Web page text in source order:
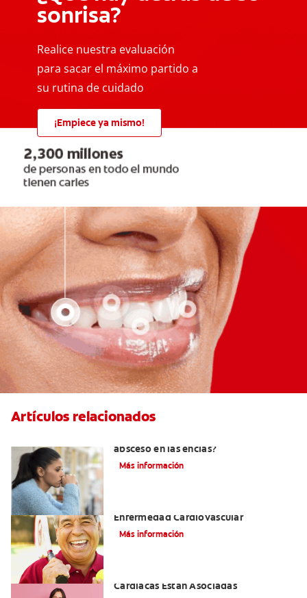
sonrisa?
Realice nuestra evaluación
para sacar el máximo partido a
su rutina de cuidado
¡Empiece ya mismo!
Artículos relacionados
absceso en las encías?
Más información
Enfermedad Cardiovascular
Más información
Cardíacas Están Asociadas